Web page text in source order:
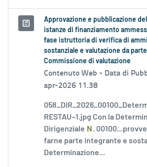
Approvazione e pubblicazione
istanze di finanziamento
fase istruttoria di verifica di
sostanziale e valutazione da
Commissione di valutazione
Contenuto Web - Data di
apr-2026 11.38
RESTAU~1.jpg Con la
Dirigenziale N .
farne parte integrante e
Determinazione...